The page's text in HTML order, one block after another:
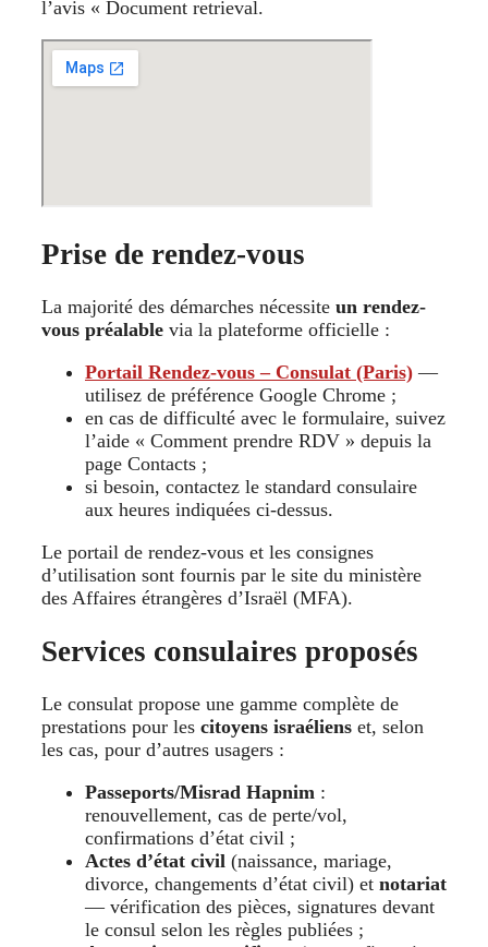
l’avis « Document retrieval.
Prise de rendez-vous
La majorité des démarches nécessite un rendez-
vous préalable via la plateforme officielle :
Portail Rendez-vous – Consulat (Paris) —
utilisez de préférence Google Chrome ;
en cas de difficulté avec le formulaire, suivez
l’aide « Comment prendre RDV » depuis la
page Contacts ;
si besoin, contactez le standard consulaire
aux heures indiquées ci-dessus.
Le portail de rendez-vous et les consignes
d’utilisation sont fournis par le site du ministère
des Affaires étrangères d’Israël (MFA).
Services consulaires proposés
Le consulat propose une gamme complète de
prestations pour les citoyens israéliens et, selon
les cas, pour d’autres usagers :
Passeports/Misrad Hapnim :
renouvellement, cas de perte/vol,
confirmations d’état civil ;
Actes d’état civil (naissance, mariage,
divorce, changements d’état civil) et notariat
— vérification des pièces, signatures devant
le consul selon les règles publiées ;